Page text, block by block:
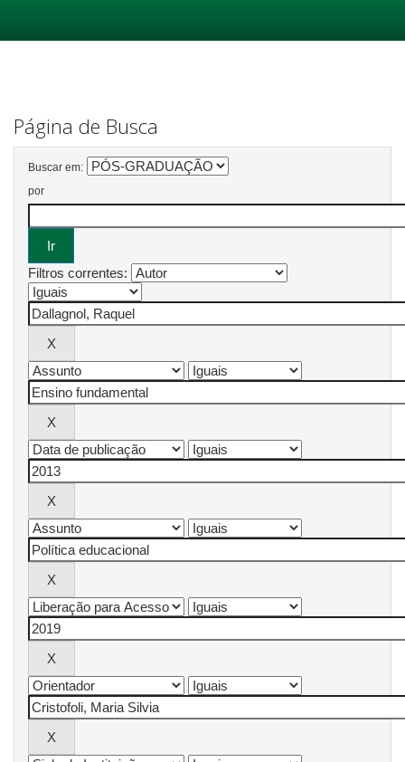
Página de Busca
Buscar em:
por
Filtros correntes: